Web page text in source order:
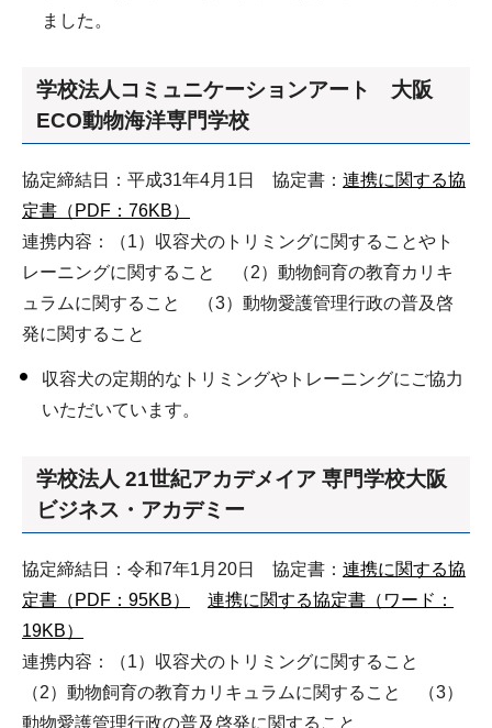
ました。
学校法人コミュニケーションアート 大阪
ECO動物海洋専門学校
協定締結日：平成31年4月1日 協定書： 連携に関する協
定書（PDF：76KB）
連携内容：（1）収容犬のトリミングに関することやト
レーニングに関すること （2）動物飼育の教育カリキ
ュラムに関すること （3）動物愛護管理行政の普及啓
発に関すること
収容犬の定期的なトリミングやトレーニングにご協力
いただいています。
学校法人 21世紀アカデメイア 専門学校大阪
ビジネス・アカデミー
協定締結日：令和7年1月20日 協定書： 連携に関する協
定書（PDF：95KB）
連携に関する協定書（ワード：
19KB）
連携内容：（1）収容犬のトリミングに関すること
（2）動物飼育の教育カリキュラムに関すること （3）
動物愛護管理行政の普及啓発に関すること